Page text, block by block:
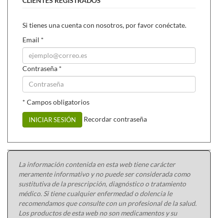
hunde sus raíces en la sabiduría india del Ayurveda de 3.000
años de antigüedad, la enseñanza sobre el equilibrio entre
cuerpo, mente y espíritu. El resultado son hierbas y especias
de máxima calidad procedentes de cultivos ecológicos
controlados.
Os recomendamos tés similares:
Yogi tea Chai dulce bio
Yogi tea Himalaya bio
Yogi tea Regaliz bio
Si tienes una cuenta con nosotros, por favor conéctate.
Email *
Contraseña *
* Campos obligatorios
INICIAR SESIÓN Recordar contraseña
La información contenida en esta web tiene carácter
meramente informativo y no puede ser considerada como
sustitutiva de la prescripción, diagnóstico o tratamiento
médico. Si tiene cualquier enfermedad o dolencia le
recomendamos que consulte con un profesional de la salud.
Los productos de esta web no son medicamentos y su